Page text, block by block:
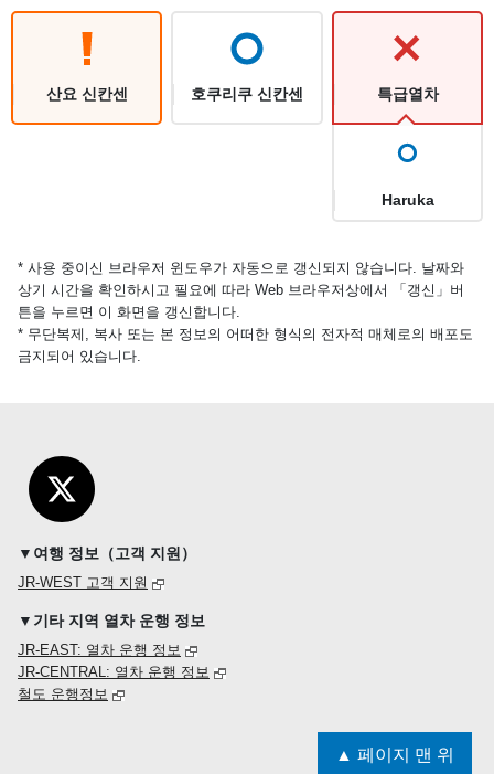
산요 신칸센 호쿠리쿠 신칸센 특급열차
Haruka
* 사용 중이신 브라우저 윈도우가 자동으로 갱신되지 않습니다. 날짜와
상기 시간을 확인하시고 필요에 따라 Web 브라우저상에서 「갱신」버
튼을 누르면 이 화면을 갱신합니다.
* 무단복제, 복사 또는 본 정보의 어떠한 형식의 전자적 매체로의 배포도
금지되어 있습니다.
▼여행 정보（고객 지원）
JR-WEST 고객 지원
▼기타 지역 열차 운행 정보
JR-EAST: 열차 운행 정보
JR-CENTRAL: 열차 운행 정보
철도 운행정보
▲ 페이지 맨 위